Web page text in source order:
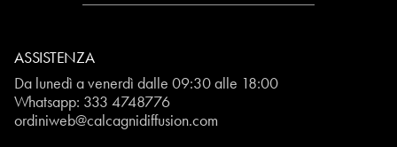
ASSISTENZA
Da lunedì a venerdì dalle 09:30 alle 18:00
Whatsapp: 333 4748776
ordiniweb@calcagnidiffusion.com